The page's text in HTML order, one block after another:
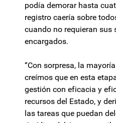
podía demorar hasta
registro caería sobre
cuando no requieran sus
encargados.
“Con sorpresa, la
creímos que en esta
gestión con eficacia y
recursos del Estado, y
las tareas que puedan